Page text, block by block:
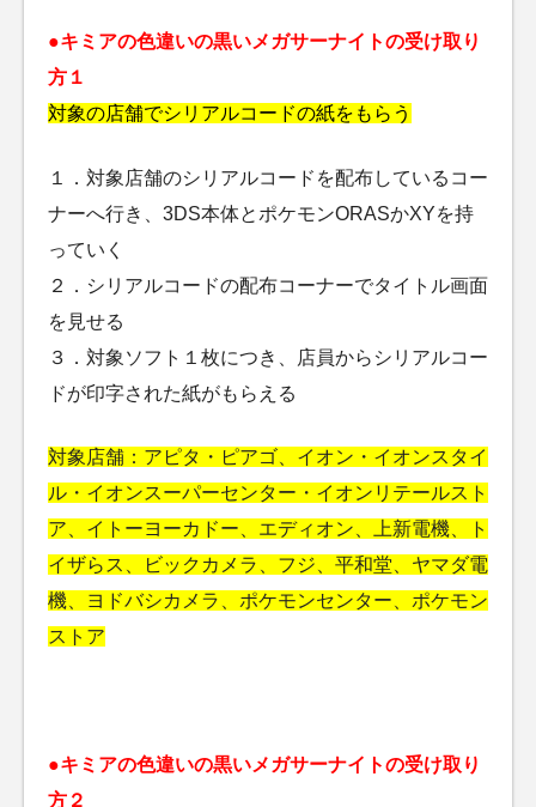
●キミアの色違いの黒いメガサーナイトの受け取り
方１
対象の店舗でシリアルコードの紙をもらう
１．対象店舗のシリアルコードを配布しているコー
ナーへ行き、3DS本体とポケモンORASかXYを持
っていく
２．シリアルコードの配布コーナーでタイトル画面
を見せる
３．対象ソフト１枚につき、店員からシリアルコー
ドが印字された紙がもらえる
対象店舗：アピタ・ピアゴ、イオン・イオンスタイ
ル・イオンスーパーセンター・イオンリテールスト
ア、イトーヨーカドー、エディオン、上新電機、ト
イザらス、ビックカメラ、フジ、平和堂、ヤマダ電
機、ヨドバシカメラ、ポケモンセンター、ポケモン
ストア
●キミアの色違いの黒いメガサーナイトの受け取り
方２